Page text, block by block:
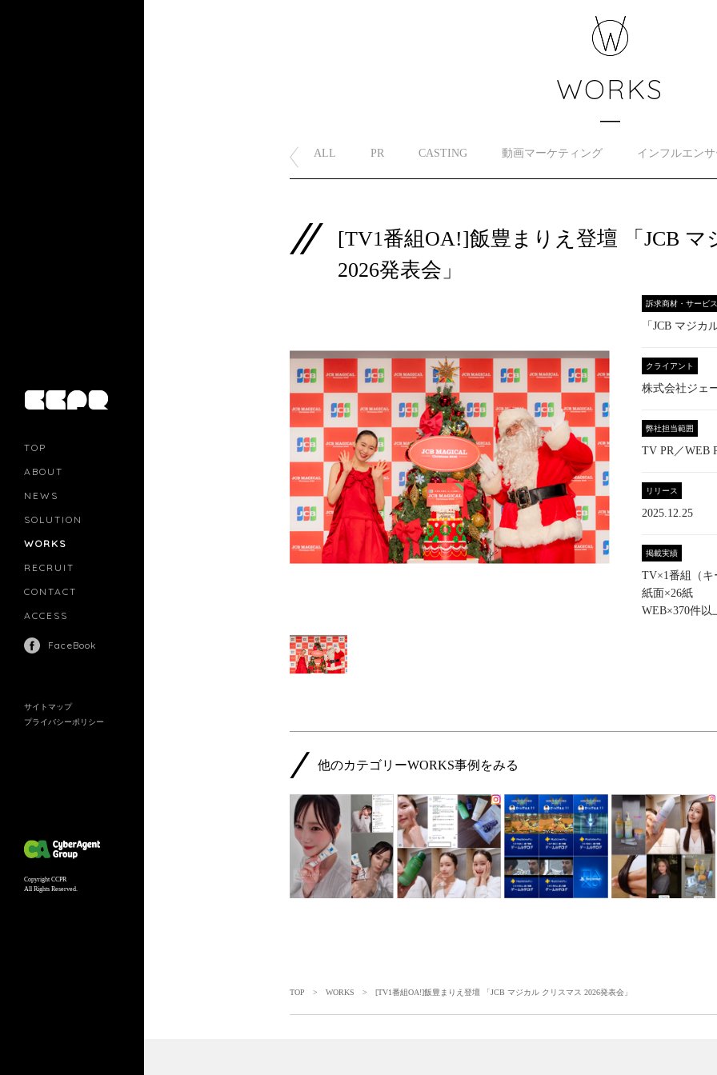
TOP
ABOUT
NEWS
SOLUTION
WORKS
RECRUIT
CONTACT
ACCESS
FaceBook
サイトマップ
プライバシーポリシー
Copyright CCPR
All Rights Reserved.
MOVIE MARKETING
INFLUENCERS MARKETING
WORKS
ALL PR CASTING 動画マーケティング インフルエン
[TV1番組OA!]飯豊まりえ登壇 「JCB マ
2026発表会」
訴求商材・サービス
「JCB マジカ
クライアント
株式会社ジェ
弊社担当範囲
TV PR／WEB
リリース
2025.12.25
掲載実績
TV×1番組（キ
紙面×26紙
WEB×370件以
他のカテゴリーWORKS事例をみる
TOP > WORKS > [TV1番組OA!]飯豊まりえ登壇 「JCB マジカル クリスマス 2026発表会」